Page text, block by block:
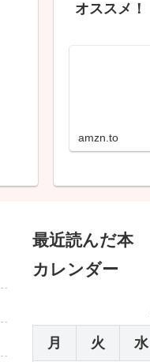
オススメ！
amzn.to
最近読んだ本
カレンダー
月
火 水